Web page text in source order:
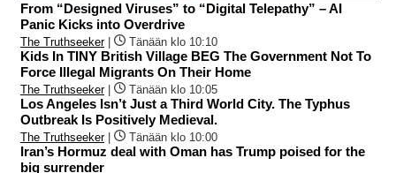
From “Designed Viruses” to “Digital Telepathy” – AI
Panic Kicks into Overdrive
The Truthseeker| Tänään klo 10:10
Kids In TINY British Village BEG The Government Not To
Force Illegal Migrants On Their Home
The Truthseeker| Tänään klo 10:05
Los Angeles Isn’t Just a Third World City. The Typhus
Outbreak Is Positively Medieval.
The Truthseeker| Tänään klo 10:00
Iran’s Hormuz deal with Oman has Trump poised for the
big surrender